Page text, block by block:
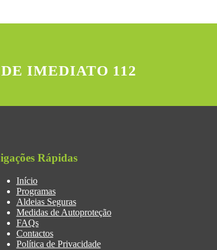
IMEDIATO 112
Rápidas
Início
Programas
Aldeias Seguras
Medidas de Autoproteção
FAQs
Contactos
Política de Privacidade